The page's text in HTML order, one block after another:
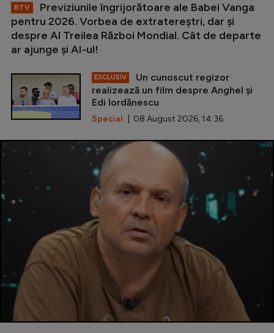
RTV
Previziunile îngrijorătoare ale Babei Vanga
pentru 2026. Vorbea de extratereștri, dar și
despre Al Treilea Război Mondial. Cât de departe
ar ajunge și AI-ul!
EXCLUSIV
Un cunoscut regizor
realizează un film despre Anghel și
Edi Iordănescu
Special | 08 August 2026, 14:36